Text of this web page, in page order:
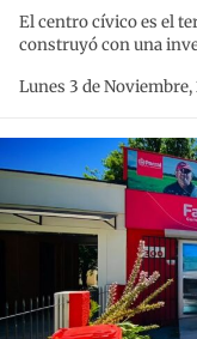
El centro cívico es el
construyó con una
Lunes 3 de Noviembre,